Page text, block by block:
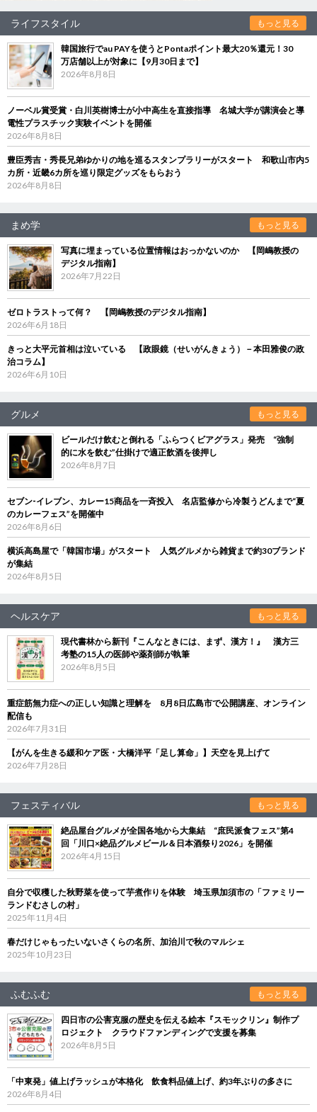
ライフスタイル もっと見る
韓国旅行でau PAYを使うとPontaポイント最大20％還元！30
万店舗以上が対象に【9月30日まで】
2026年8月8日
ノーベル賞受賞・白川英樹博士が小中高生を直接指導 名城大学が講演会と導
電性プラスチック実験イベントを開催
2026年8月8日
豊臣秀吉・秀長兄弟ゆかりの地を巡るスタンプラリーがスタート 和歌山市内5
カ所・近畿6カ所を巡り限定グッズをもらおう
2026年8月8日
まめ学 もっと見る
写真に埋まっている位置情報はおっかないのか 【岡嶋教授の
デジタル指南】
2026年7月22日
ゼロトラストって何？ 【岡嶋教授のデジタル指南】
2026年6月18日
きっと大平元首相は泣いている 【政眼鏡（せいがんきょう）－本田雅俊の政
治コラム】
2026年6月10日
グルメ もっと見る
ビールだけ飲むと倒れる「ふらつくビアグラス」発売 “強制
的に水を飲む”仕掛けで適正飲酒を後押し
2026年8月7日
セブン‐イレブン、カレー15商品を一斉投入 名店監修から冷製うどんまで“夏
のカレーフェス”を開催中
2026年8月6日
横浜高島屋で「韓国市場」がスタート 人気グルメから雑貨まで約30ブランド
が集結
2026年8月5日
ヘルスケア もっと見る
現代書林から新刊『こんなときには、まず、漢方！』 漢方三
考塾の15人の医師や薬剤師が執筆
2026年8月5日
重症筋無力症への正しい知識と理解を 8月8日広島市で公開講座、オンライン
配信も
2026年7月31日
【がんを生きる緩和ケア医・大橋洋平「足し算命」】天空を見上げて
2026年7月28日
フェスティバル もっと見る
絶品屋台グルメが全国各地から大集結 “庶民派食フェス”第4
回「川口×絶品グルメビール＆日本酒祭り2026」を開催
2026年4月15日
自分で収穫した秋野菜を使って芋煮作りを体験 埼玉県加須市の「ファミリー
ランドむさしの村」
2025年11月4日
春だけじゃもったいないさくらの名所、加治川で秋のマルシェ
2025年10月23日
ふむふむ もっと見る
四日市の公害克服の歴史を伝える絵本『スモックリン』制作プ
ロジェクト クラウドファンディングで支援を募集
2026年8月5日
「中東発」値上げラッシュが本格化 飲食料品値上げ、約3年ぶりの多さに
2026年8月4日